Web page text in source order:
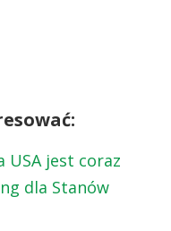
USA jest coraz
dla Stanów